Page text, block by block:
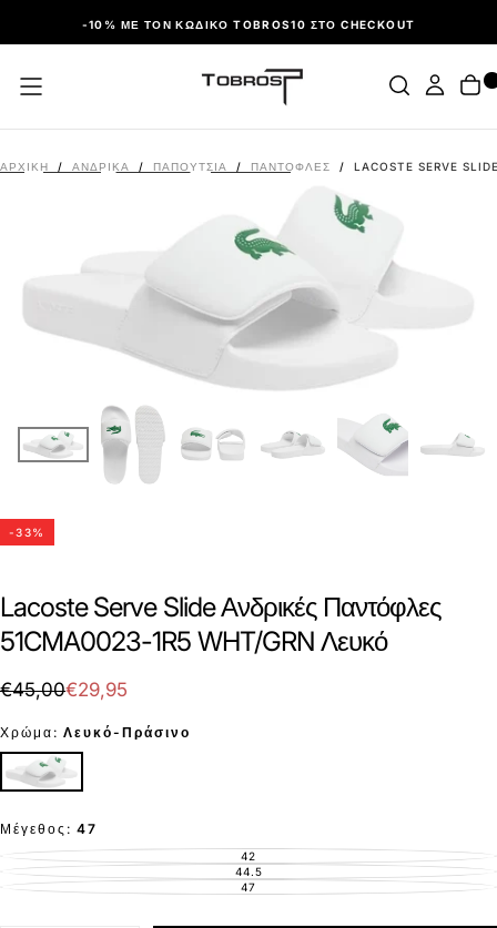
ΠΑΡΆΛΕΙΨΗ-10% ΜΕ ΤΟΝ ΚΩΔΙΚΌ TOBROS10 ΣΤΟ CHECKOUT
ΑΡΧΙΚΉ / ΑΝΔΡΙΚΑ / ΠΑΠΟΎΤΣΙΑ / ΠΑΝΤΌΦΛΕΣ / LACOSTE SERVE
-33%
Lacoste Serve Slide Ανδρικές Παντόφλες
51CMA0023-1R5 WHT/GRN Λευκό
€29,95
Τιμή
€45,00Τιμή
έκπτωση
€29,95
Χρώμα: Λευκό-Πράσινο
Μέγεθος: 47
42ΕΚΤΌΣ
ΑΠΟΘΈΜΑΤΟΣ
44.5ΕΚΤΌΣ
ΑΠΟΘΈΜΑΤΟΣ
47ΕΚΤΌΣ